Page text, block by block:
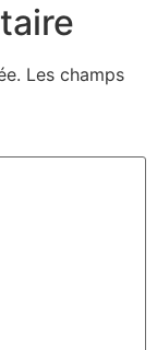
Les champs